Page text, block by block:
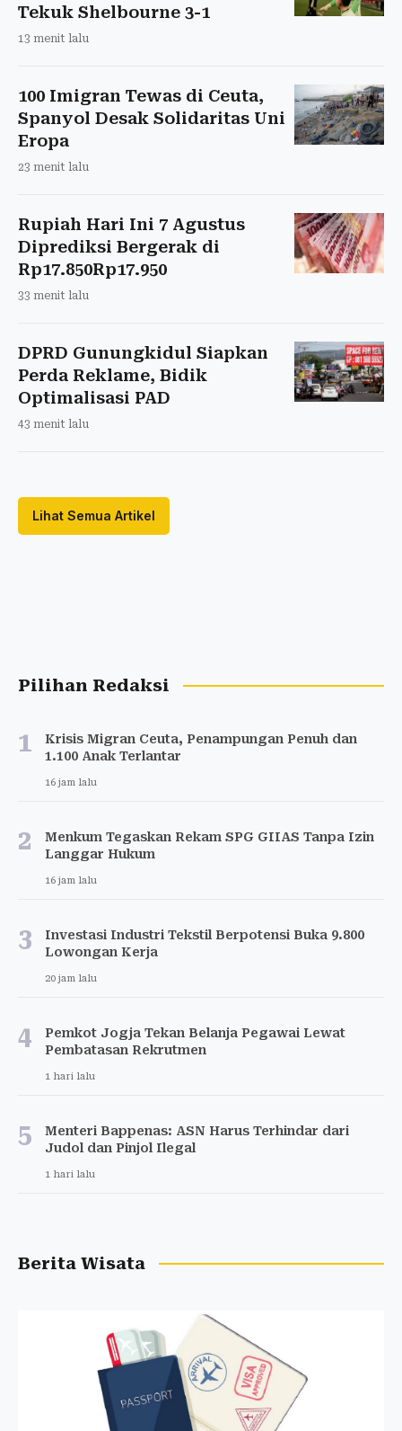
Tekuk Shelbourne 3-1
13 menit lalu
100 Imigran Tewas di Ceuta,
Spanyol Desak Solidaritas Uni
Eropa
23 menit lalu
Rupiah Hari Ini 7 Agustus
Diprediksi Bergerak di
Rp17.850Rp17.950
33 menit lalu
DPRD Gunungkidul Siapkan
Perda Reklame, Bidik
Optimalisasi PAD
43 menit lalu
Lihat Semua Artikel
Pilihan Redaksi
1
Krisis Migran Ceuta, Penampungan Penuh dan
1.100 Anak Terlantar
16 jam lalu
2
Menkum Tegaskan Rekam SPG GIIAS Tanpa Izin
Langgar Hukum
16 jam lalu
3
Investasi Industri Tekstil Berpotensi Buka 9.800
Lowongan Kerja
20 jam lalu
4
Pemkot Jogja Tekan Belanja Pegawai Lewat
Pembatasan Rekrutmen
1 hari lalu
5
Menteri Bappenas: ASN Harus Terhindar dari
Judol dan Pinjol Ilegal
1 hari lalu
Berita Wisata